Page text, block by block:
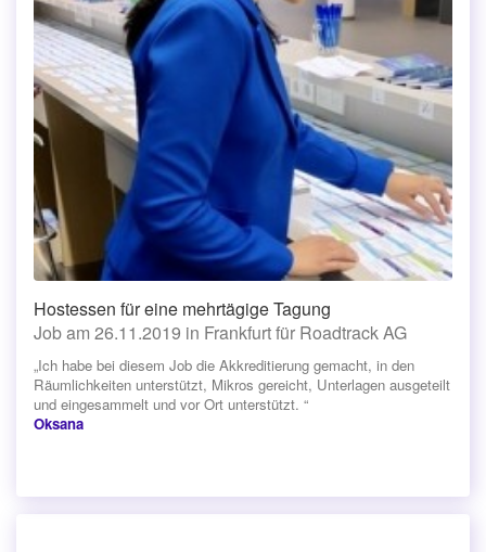
Hostessen für eine mehrtägige Tagung
Job am 26.11.2019 in Frankfurt für Roadtrack AG
„Ich habe bei diesem Job die Akkreditierung gemacht, in den
Räumlichkeiten unterstützt, Mikros gereicht, Unterlagen ausgeteilt
und eingesammelt und vor Ort unterstützt. “
Oksana